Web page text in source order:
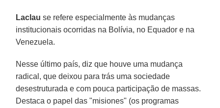
Laclau se refere especialmente às mudanças
institucionais ocorridas na Bolívia, no Equador e na
Venezuela.
Nesse último país, diz que houve uma mudança
radical, que deixou para trás uma sociedade
desestruturada e com pouca participação de massas.
Destaca o papel das "misiones" (os programas